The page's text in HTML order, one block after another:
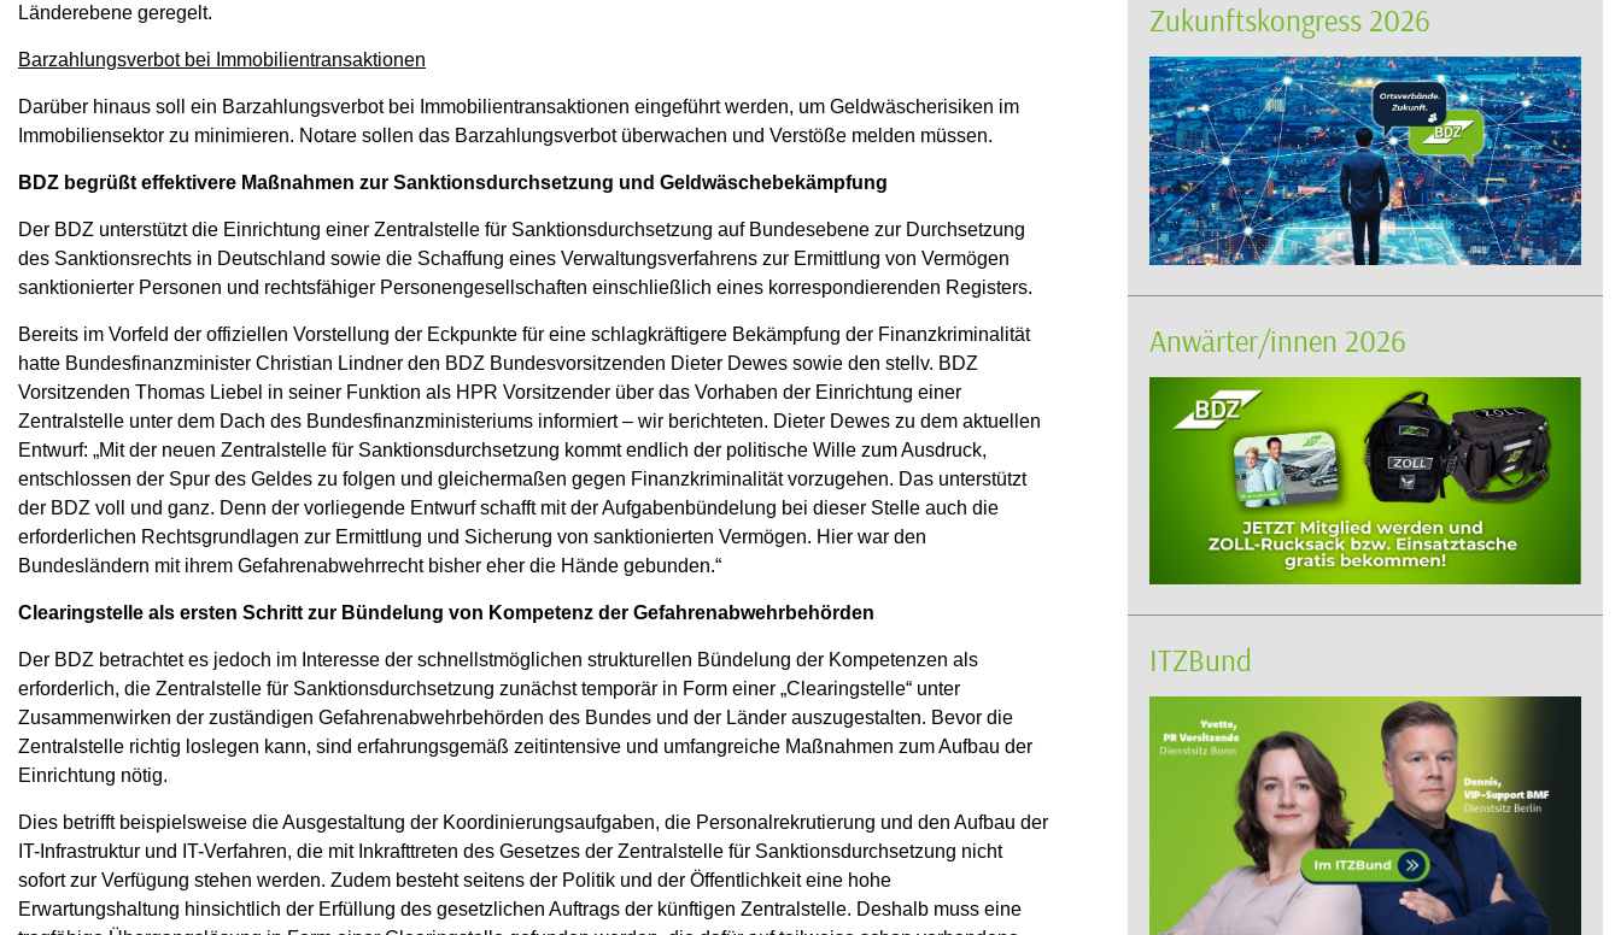
Länderebene geregelt.
Barzahlungsverbot bei Immobilientransaktionen
Darüber hinaus soll ein Barzahlungsverbot bei Immobilientransaktionen eingeführt werden, um Geldwäscherisiken im
Immobiliensektor zu minimieren. Notare sollen das Barzahlungsverbot überwachen und Verstöße melden müssen.
BDZ begrüßt effektivere Maßnahmen zur Sanktionsdurchsetzung und Geldwäschebekämpfung
Der BDZ unterstützt die Einrichtung einer Zentralstelle für Sanktionsdurchsetzung auf Bundesebene zur Durchsetzung
des Sanktionsrechts in Deutschland sowie die Schaffung eines Verwaltungsverfahrens zur Ermittlung von Vermögen
sanktionierter Personen und rechtsfähiger Personengesellschaften einschließlich eines korrespondierenden Registers.
Bereits im Vorfeld der offiziellen Vorstellung der Eckpunkte für eine schlagkräftigere Bekämpfung der Finanzkriminalität
hatte Bundesfinanzminister Christian Lindner den BDZ Bundesvorsitzenden Dieter Dewes sowie den stellv. BDZ
Vorsitzenden Thomas Liebel in seiner Funktion als HPR Vorsitzender über das Vorhaben der Einrichtung einer
Zentralstelle unter dem Dach des Bundesfinanzministeriums informiert – wir berichteten. Dieter Dewes zu dem aktuellen
Entwurf: „Mit der neuen Zentralstelle für Sanktionsdurchsetzung kommt endlich der politische Wille zum Ausdruck,
entschlossen der Spur des Geldes zu folgen und gleichermaßen gegen Finanzkriminalität vorzugehen. Das unterstützt
der BDZ voll und ganz. Denn der vorliegende Entwurf schafft mit der Aufgabenbündelung bei dieser Stelle auch die
erforderlichen Rechtsgrundlagen zur Ermittlung und Sicherung von sanktionierten Vermögen. Hier war den
Bundesländern mit ihrem Gefahrenabwehrrecht bisher eher die Hände gebunden.“
Clearingstelle als ersten Schritt zur Bündelung von Kompetenz der Gefahrenabwehrbehörden
Der BDZ betrachtet es jedoch im Interesse der schnellstmöglichen strukturellen Bündelung der Kompetenzen als
erforderlich, die Zentralstelle für Sanktionsdurchsetzung zunächst temporär in Form einer „Clearingstelle“ unter
Zusammenwirken der zuständigen Gefahrenabwehrbehörden des Bundes und der Länder auszugestalten. Bevor die
Zentralstelle richtig loslegen kann, sind erfahrungsgemäß zeitintensive und umfangreiche Maßnahmen zum Aufbau der
Einrichtung nötig.
Dies betrifft beispielsweise die Ausgestaltung der Koordinierungsaufgaben, die Personalrekrutierung und den Aufbau der
IT-Infrastruktur und IT-Verfahren, die mit Inkrafttreten des Gesetzes der Zentralstelle für Sanktionsdurchsetzung nicht
sofort zur Verfügung stehen werden. Zudem besteht seitens der Politik und der Öffentlichkeit eine hohe
Erwartungshaltung hinsichtlich der Erfüllung des gesetzlichen Auftrags der künftigen Zentralstelle. Deshalb muss eine
Zukunftskongress 2026
Anwärter/innen 2026
ITZBund